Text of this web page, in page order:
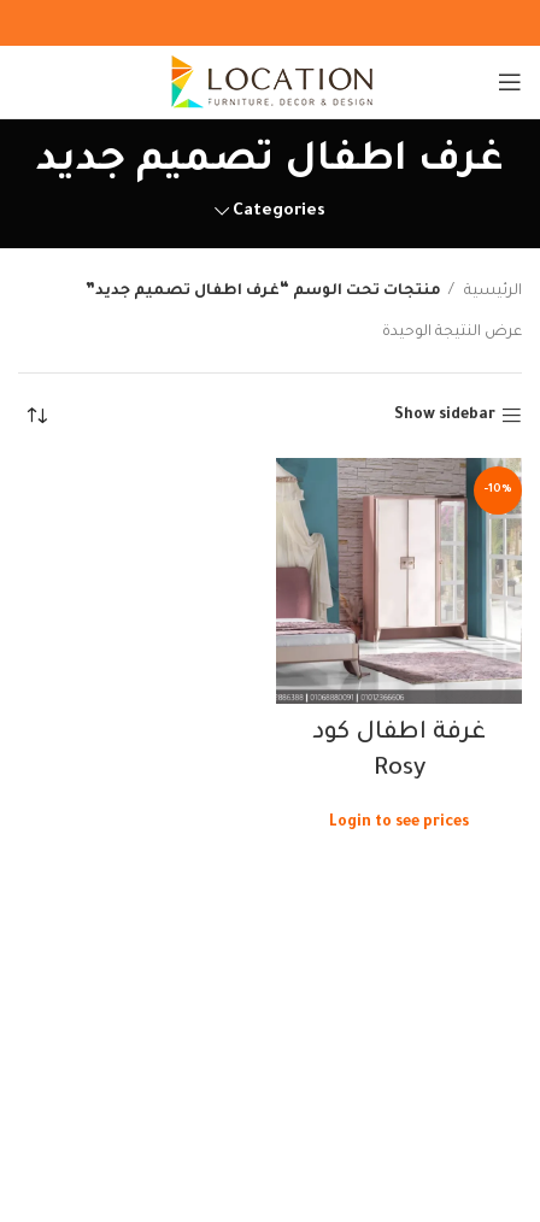
غرف اطفال تصميم جديد
Categories
الرئيسية منتجات تحت الوسم “غرف اطفال تصميم جديد”
عرض النتيجة الوحيدة
Show sidebar
-10%
غرفة اطفال كود
Rosy
Login to see prices